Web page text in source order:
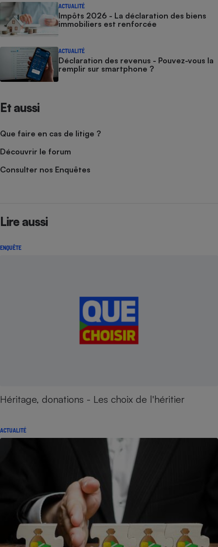
ACTUALITÉ
Impôts 2026 - La déclaration des biens
immobiliers est renforcée
ACTUALITÉ
Déclaration des revenus - Pouvez-vous la
remplir sur smartphone ?
Et aussi
Que faire en cas de litige ?
Découvrir le forum
Consulter nos Enquêtes
Lire aussi
ENQUÊTE
Héritage, donations - Les choix de l'héritier
ACTUALITÉ